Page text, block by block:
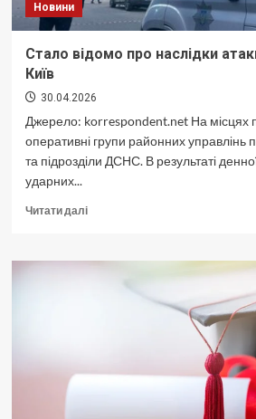
Новини
Стало відомо про наслідки
Київ
30.04.2026
Джерело: korrespondent.net На місцях
оперативні групи районних управлінь
та підрозділи ДСНС. В результаті
ударних...
Читати даліДокладніше
відомо